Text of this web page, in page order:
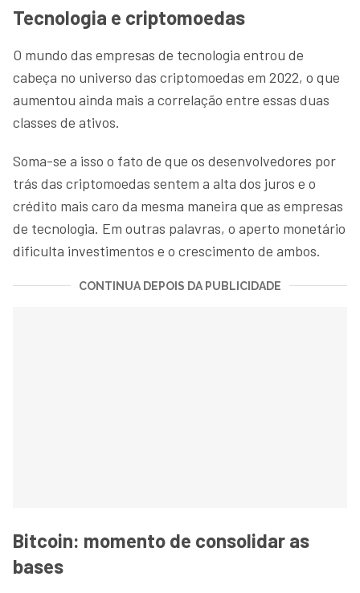
Tecnologia e criptomoedas
O mundo das empresas de tecnologia entrou de
cabeça no universo das criptomoedas em 2022, o que
aumentou ainda mais a correlação entre essas duas
classes de ativos.
Soma-se a isso o fato de que os desenvolvedores por
trás das criptomoedas sentem a alta dos juros e o
crédito mais caro da mesma maneira que as empresas
de tecnologia. Em outras palavras, o aperto monetário
dificulta investimentos e o crescimento de ambos.
CONTINUA DEPOIS DA PUBLICIDADE
Bitcoin: momento de consolidar as
bases